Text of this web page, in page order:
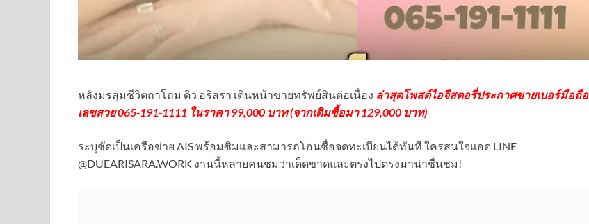
หลังมรสุมชีวิตถาโถม ดิว อริสรา เดินหน้าขายทรัพย์สินต่อเนื่อง ล่าสุดโพสต์ไอจีสตอรี่ประกาศขายเบอร์มือถือ
เลขสวย 065-191-1111 ในราคา 99,000 บาท (จากเดิมซื้อมา 129,000 บาท)
ระบุชัดเป็นเครือข่าย AIS พร้อมซิมและสามารถโอนชื่อจดทะเบียนได้ทันที ใครสนใจแอด LINE
@DUEARISARA.WORK งานนี้หลายคนชมว่าเด็ดขาดและตรงไปตรงมาน่าชื่นชม!